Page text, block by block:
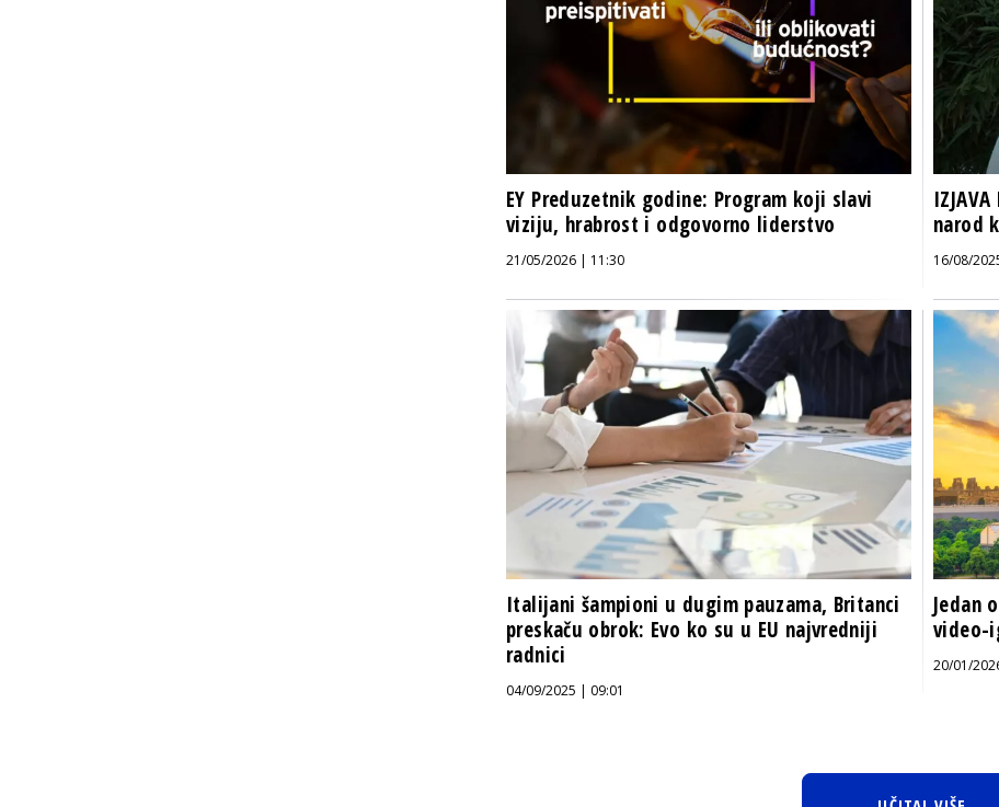
EY Preduzetnik godine: Program koji slavi
viziju, hrabrost i odgovorno liderstvo
21/05/2026 | 11:30
narod
16/08/
Italijani šampioni u dugim pauzama, Britanci
preskaču obrok: Evo ko su u EU najvredniji
radnici
04/09/2025 | 09:01
Jedan
video-
20/01/